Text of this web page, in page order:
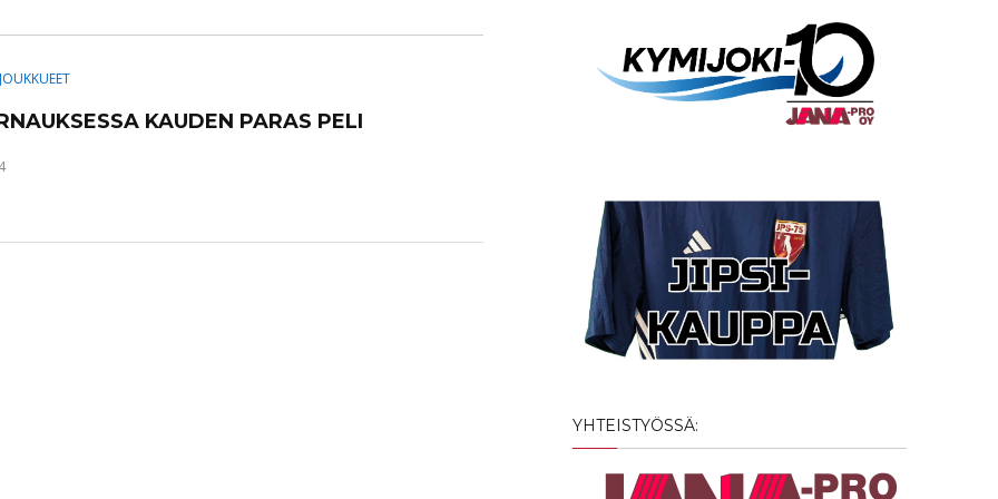
JOUKKUEET
KAUDEN PARAS PELI
YHTEISTYÖSSÄ: